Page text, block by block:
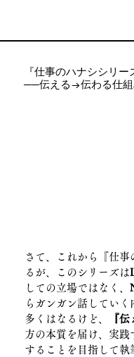
『仕事のハナシシリ
──伝える→伝わる仕組
さて、これから『仕
るが、このシリーズは
しての立場ではなく、
らガンガン話してい
多くはなるけど、
『
方の本質を届け、実践
することを目指して執